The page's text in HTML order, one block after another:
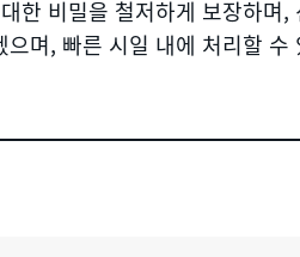
한 비밀을 철저하게 보장하며,
며, 빠른 시일 내에 처리할 수